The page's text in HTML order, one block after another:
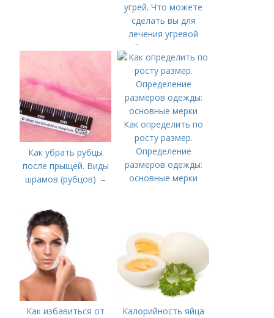
угрей. Что можете
сделать вы для
лечения угревой
болезни (акне)
Как убрать рубцы
после прыщей. Виды
шрамов (рубцов) –
Как определить по
росту размер.
Определение
размеров одежды:
основные мерки
Как избавиться от
Калорийность яйца